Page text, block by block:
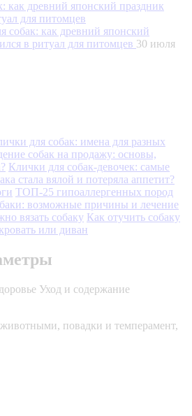
собак: как древний японский
в ритуал для питомцев 30 июля
для собак: имена для разных
собак на продажу: основы,
Клички для собак-девочек: самые
стала вялой и потеряла аппетит?
ТОП-25 гипоаллергенных пород
возможные причины и лечение
вязать собаку Как отучить собаку
или диван
Уход и содержание
повадки и темперамент,